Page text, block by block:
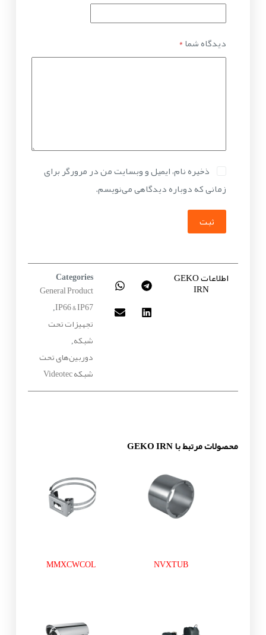
دیدگاه شما*
ذخیره نام، ایمیل و وبسایت من در مرورگر برای
زمانی که دوباره دیدگاهی می‌نویسم.
ثبت
اطلاعات GEKO
IRN
Categories
General Product
IP66 & IP67
تجهیزات تحت
شبکه
دوربین‌های تحت
شبکه Videotec
محصولات مرتبط با GEKO IRN
NVXTUB
MMXCWCOL